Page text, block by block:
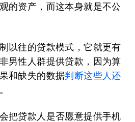
的资产，而这本身就是不公
以往的贷款模式，它就更有
男性人群提供贷款，因为算
和缺失的数据判断这些人还
。
把贷款人是否愿意提供手机